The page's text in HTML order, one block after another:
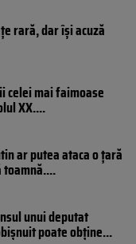
rară, dar își acuză
celei mai faimoase
XX....
ar putea ataca o țară
toamnă....
unui deputat
poate obține...